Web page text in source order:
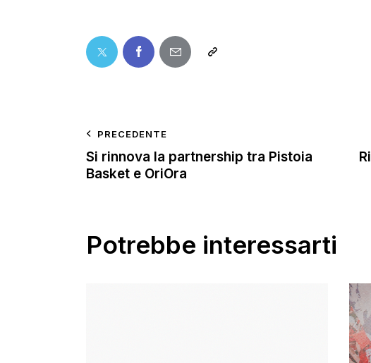
PRECEDENTE
Si rinnova la partnership tra Pistoia
Basket e OriOra
Potrebbe interessarti